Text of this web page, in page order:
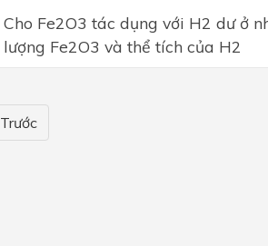
Cho Fe2O3 tác dụng với H2 dư ở
lượng Fe2O3 và thể tích của H2
Trước